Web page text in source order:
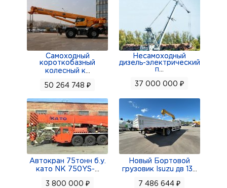
Самоходный
короткобазный
колесный к
50 264 748 ₽
Несамоходный
дизель-электрический
п
37 000 000 ₽
Автокран 75тонн б.у.
като NK 750YS-
3 800 000 ₽
Новый Бортовой
грузовик Isuzu дв 13
7 486 644 ₽